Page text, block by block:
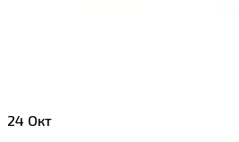
24 Окт